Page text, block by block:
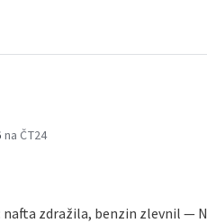
na ČT24
nafta zdražila, benzin zlevnil —